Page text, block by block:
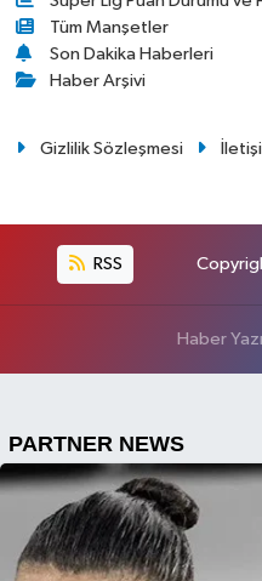
Tüm Manşetler
Son Dakika Haberleri
Haber Arşivi
Gizlilik Sözleşmesi
RSS
Haber